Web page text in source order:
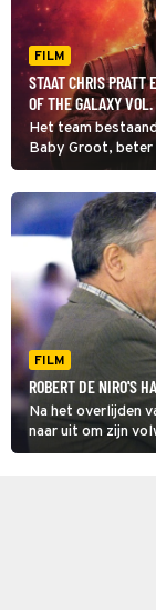
FILM
STAAT CHRIS PRATT
OF THE GALAXY
Het team
Baby Groot, beter
terug met een
FILM
ROBERT DE NIRO'S
Na het overlijden
naar uit om zijn
afzeggen, besluit